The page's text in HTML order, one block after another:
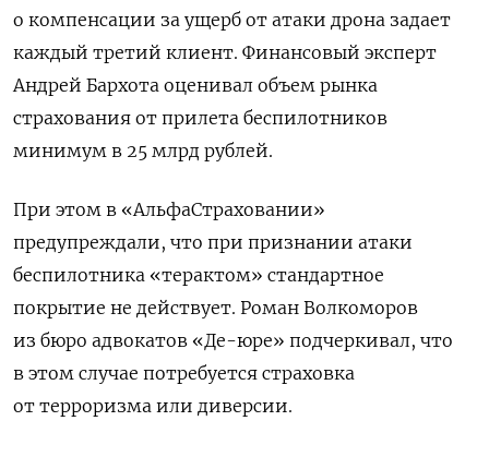
о компенсации за ущерб от атаки дрона задает
каждый третий клиент. Финансовый эксперт
Андрей Бархота оценивал объем рынка
страхования от прилета беспилотников
минимум в 25 млрд рублей.
При этом в «АльфаСтраховании»
предупреждали, что при признании атаки
беспилотника «терактом» стандартное
покрытие не действует. Роман Волкоморов
из бюро адвокатов «Де-юре» подчеркивал, что
в этом случае потребуется страховка
от терроризма или диверсии.